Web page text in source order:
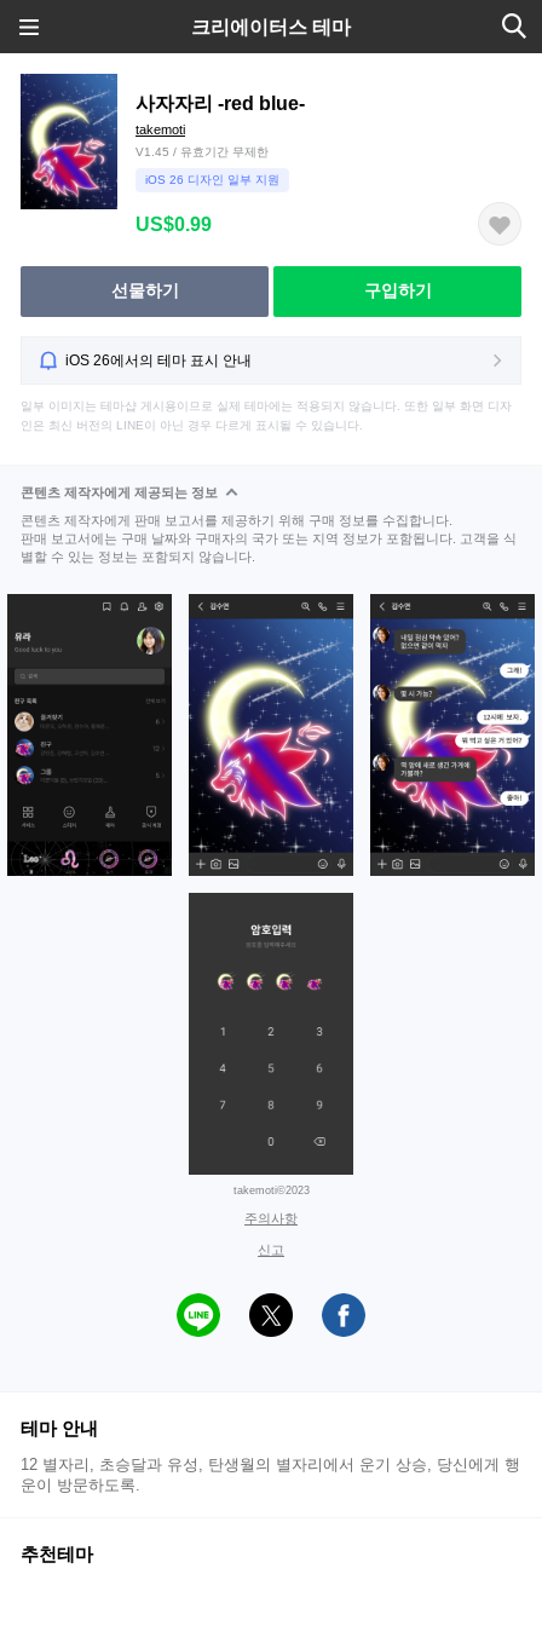
크리에이터스 테마
사자자리 -red blue-
takemoti
V1.45 / 유효기간 무제한
iOS 26 디자인 일부 지원
US$0.99
선물하기 구입하기
iOS 26에서의 테마 표시 안내
일부 이미지는 테마샵 게시용이므로 실제 테마에는 적용되지 않습니다. 또한 일부 화면 디자
인은 최신 버전의 LINE이 아닌 경우 다르게 표시될 수 있습니다.
콘텐츠 제작자에게 제공되는 정보
콘텐츠 제작자에게 판매 보고서를 제공하기 위해 구매 정보를 수집합니다.
판매 보고서에는 구매 날짜와 구매자의 국가 또는 지역 정보가 포함됩니다. 고객을 식
별할 수 있는 정보는 포함되지 않습니다.
takemoti©2023
주의사항
신고
테마 안내
12 별자리, 초승달과 유성, 탄생월의 별자리에서 운기 상승, 당신에게 행
운이 방문하도록.
추천테마